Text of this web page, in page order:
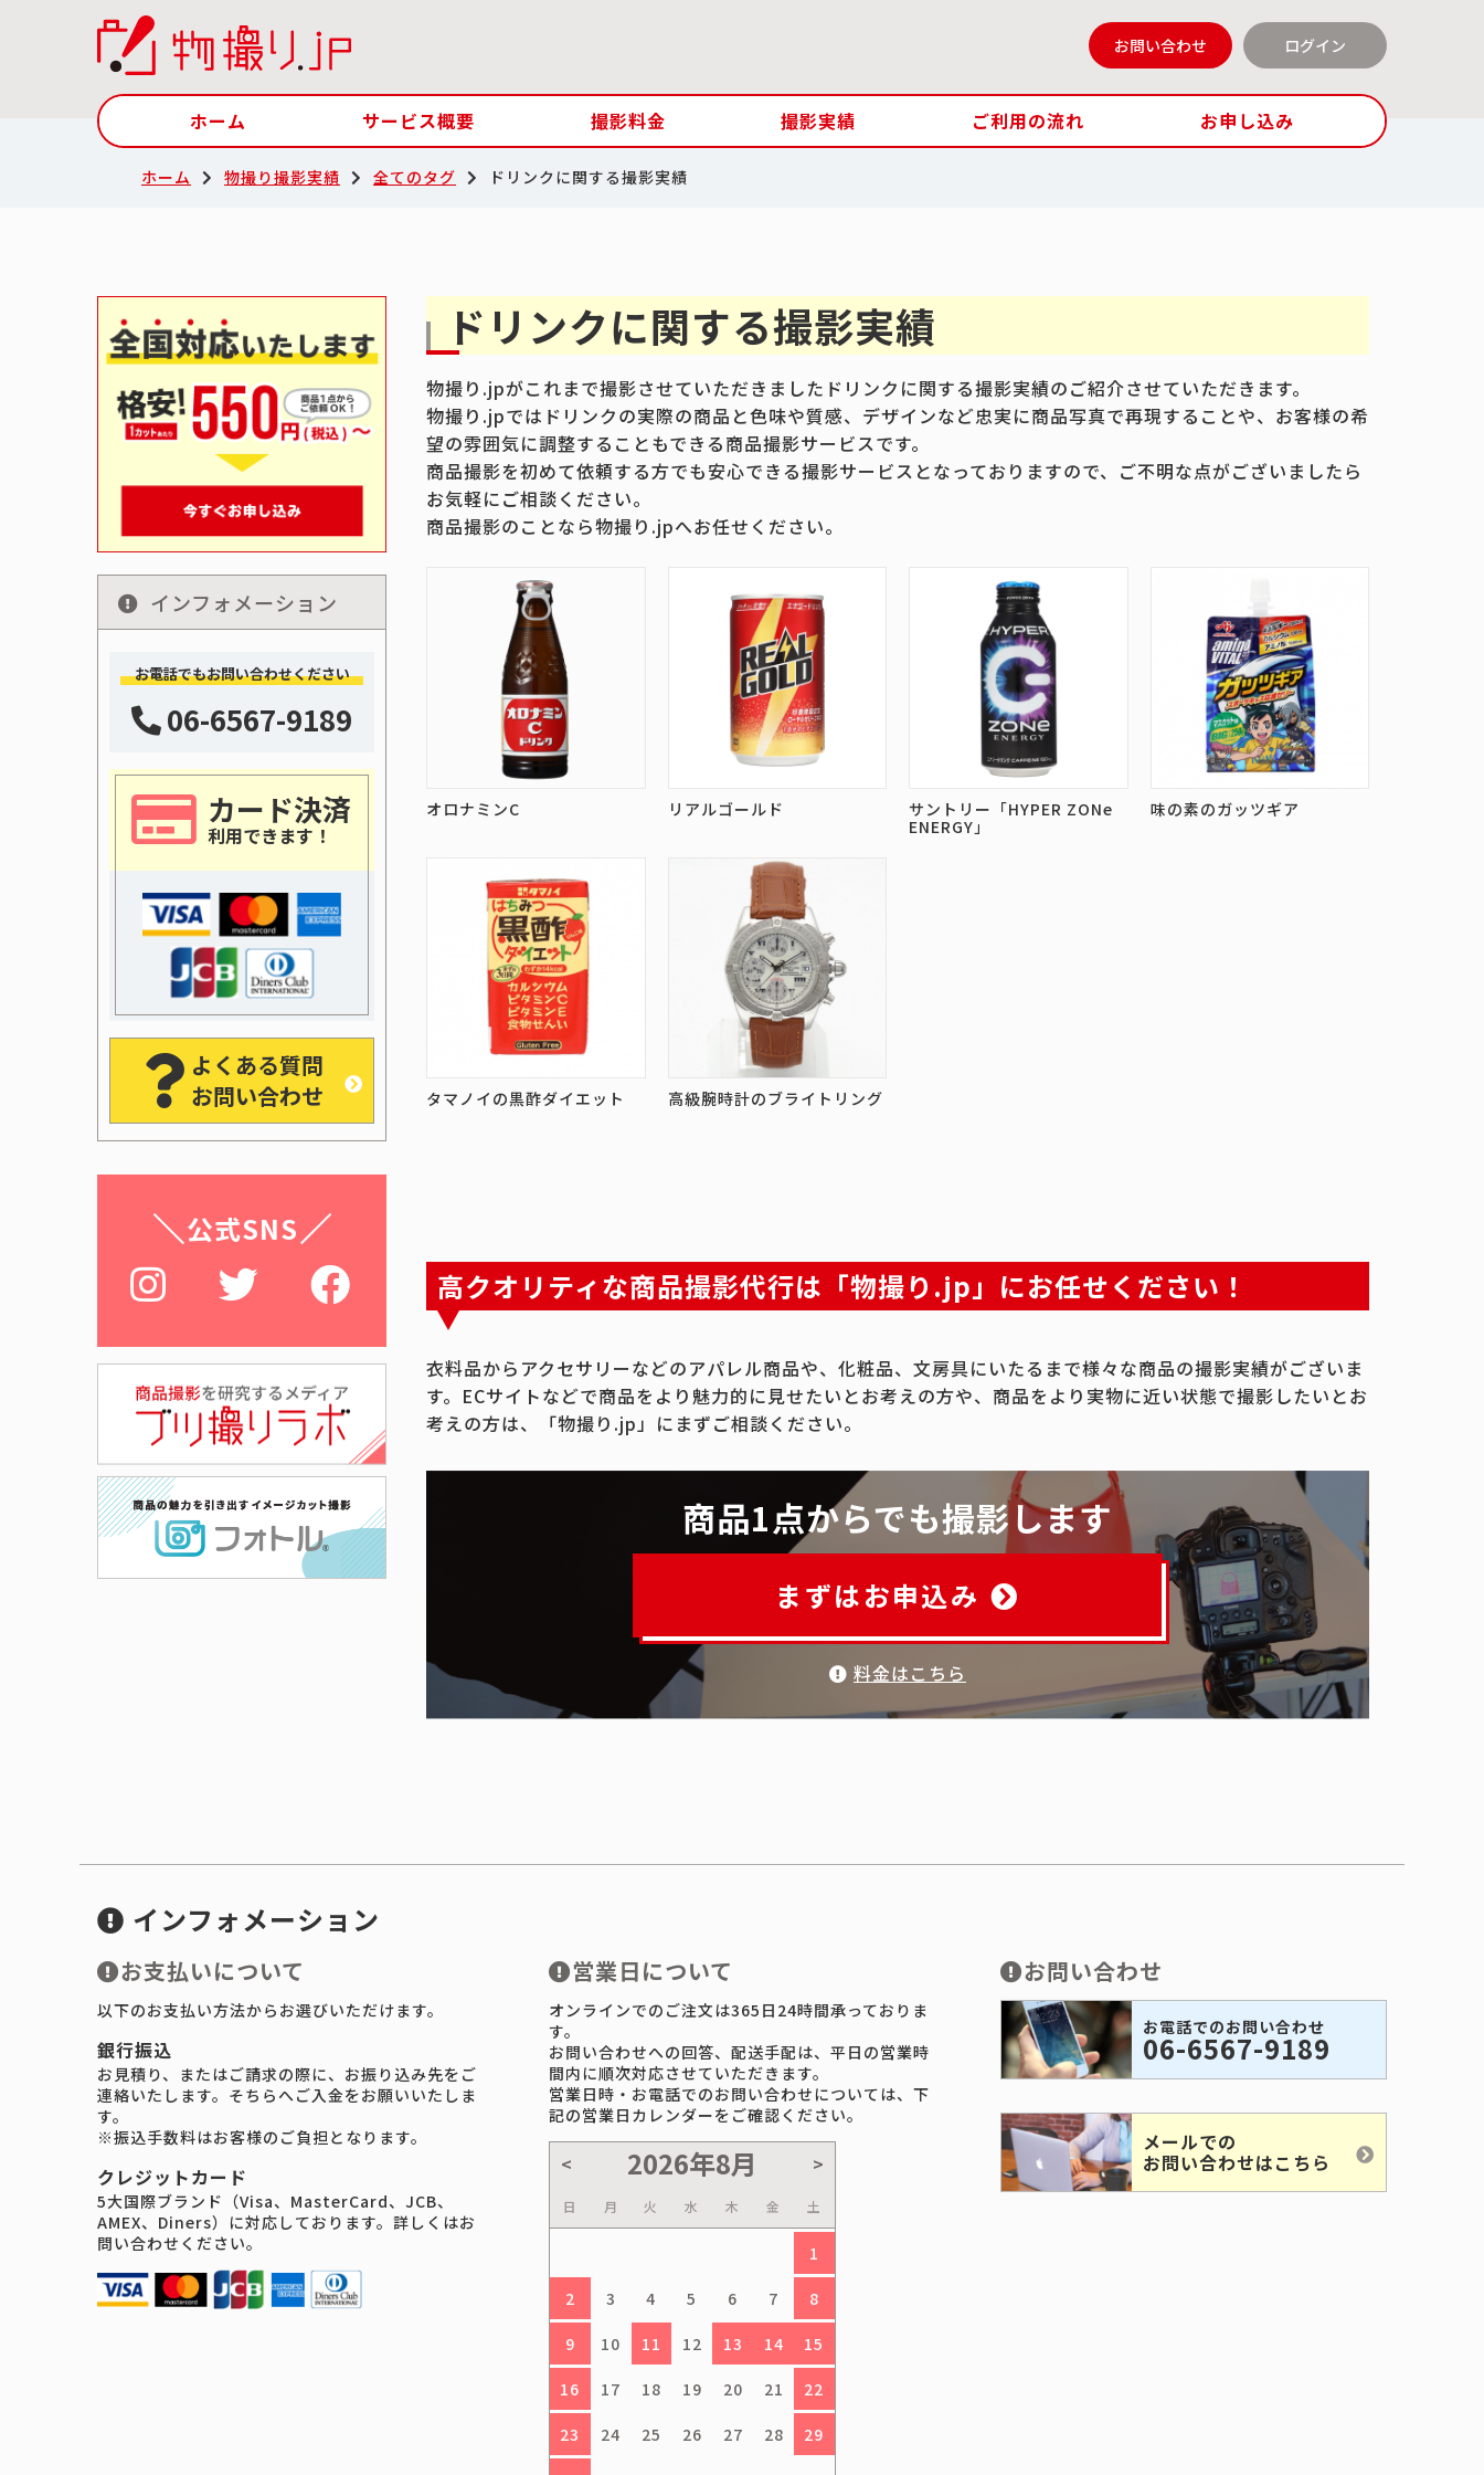
お問い合わせ ログイン
ホーム サービス概要 撮影料金 撮影実績 ご利用の流れ お申し込み
ホーム 物撮り撮影実績 全てのタグ ドリンクに関する撮影実績
ドリンクに関する撮影実績
物撮り.jpがこれまで撮影させていただきましたドリンクに関する撮影実績のご紹介させていただきます。
物撮り.jpではドリンクの実際の商品と色味や質感、デザインなど忠実に商品写真で再現することや、お客様の希
望の雰囲気に調整することもできる商品撮影サービスです。
商品撮影を初めて依頼する方でも安心できる撮影サービスとなっておりますので、ご不明な点がございましたら
お気軽にご相談ください。
商品撮影のことなら物撮り.jpへお任せください。
オロナミンC リアルゴールド
サントリー「HYPER ZONe
ENERGY」
味の素のガッツギア
タマノイの黒酢ダイエット 高級腕時計のブライトリング
高クオリティな商品撮影代行は「物撮り.jp」にお任せください！
衣料品からアクセサリーなどのアパレル商品や、化粧品、文房具にいたるまで様々な商品の撮影実績がございま
す。ECサイトなどで商品をより魅力的に見せたいとお考えの方や、商品をより実物に近い状態で撮影したいとお
考えの方は、「物撮り.jp」にまずご相談ください。
商品1点からでも撮影します
まずはお申込み
料金はこちら
インフォメーション
お電話でもお問い合わせください
06-6567-9189
カード決済
利用できます！
よくある質問
お問い合わせ
公式SNS
インフォメーション
お支払いについて
以下のお支払い方法からお選びいただけます。
銀行振込
お見積り、またはご請求の際に、お振り込み先をご
連絡いたします。そちらへご入金をお願いいたしま
す。
※振込手数料はお客様のご負担となります。
クレジットカード
5大国際ブランド（Visa、MasterCard、JCB、
AMEX、Diners）に対応しております。詳しくはお
問い合わせください。
営業日について
オンラインでのご注文は365日24時間承っておりま
す。
お問い合わせへの回答、配送手配は、平日の営業時
間内に順次対応させていただきます。
営業日時・お電話でのお問い合わせについては、下
記の営業日カレンダーをご確認ください。
日 月 火 水 木 金 土
1
2 3 4 5 6 7 8
9 10 11 12 13 14 15
16 17 18 19 20 21 22
23 24 25 26 27 28 29
お問い合わせ
お電話でのお問い合わせ
06-6567-9189
メールでの
お問い合わせはこちら